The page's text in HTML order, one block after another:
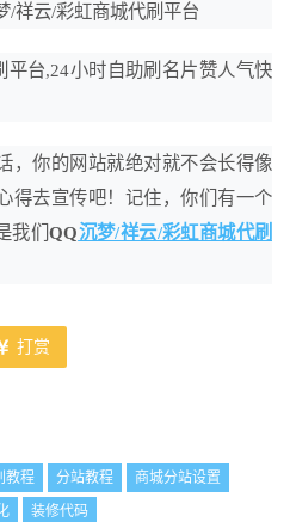
/祥云/彩虹商城代刷平台
台,24小时自助刷名片赞人气快
，你的网站就绝对就不会长得像
得去宣传吧！记住，你们有一个
我们QQ沉梦/祥云/彩虹商城代刷
打赏
教程 分站教程
商城分站设置
装修代码